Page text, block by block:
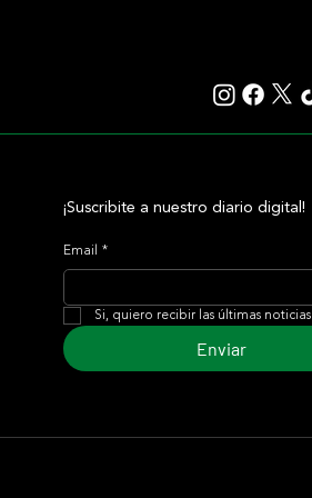
¡Suscribite a nuestro diario digital!
Email *
Si, quiero recibir las últimas noticias
Enviar